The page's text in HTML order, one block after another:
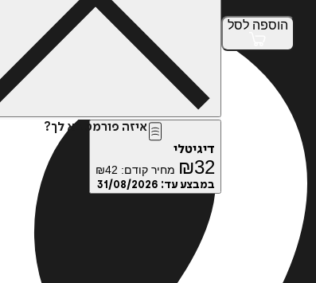
הוספה לסל
איזה פורמט בא לך?
דיגיטלי
₪32 מחיר קודם: ₪42
במבצע עד: 31/08/2026